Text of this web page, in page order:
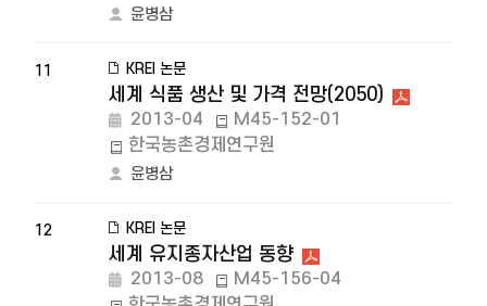
윤병삼
11 KREI 논문
세계 식품 생산 및 가격 전망(2050)
2013-04
M45-152-01
한국농촌경제연구원
윤병삼
12 KREI 논문
세계 유지종자산업 동향
2013-08
M45-156-04